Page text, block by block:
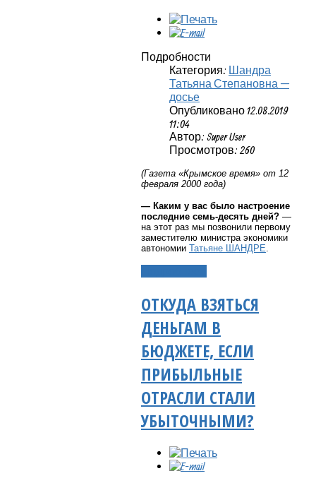
Подробности
Категория: Шандра
Татьяна Степановна —
досье
Опубликовано 12.08.2019
11:04
Автор: Super User
Просмотров: 260
(Газета «Крымское время» от 12
февраля 2000 года)
— Каким у вас было настроение
последние семь-десять дней? —
на этот раз мы позвонили первому
заместителю министра экономики
автономии Татьяне ШАНДРЕ.
ОТКУДА ВЗЯТЬСЯ
ДЕНЬГАМ В
БЮДЖЕТЕ, ЕСЛИ
ПРИБЫЛЬНЫЕ
ОТРАСЛИ СТАЛИ
УБЫТОЧНЫМИ?